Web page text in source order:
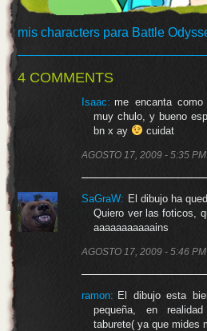
mis characters para Battle
4 COMMENTS
Isaac: me encanta
muy chulo, y bueno
bn x ay
cuidat
AGOSTO 17, 2009 - 5:35 PM
SaGraW: El dibujo ha
Quiero ver las foticos,
aaaaaaaaaaains
AGOSTO 17, 2009 - 5:46 PM
ramon: El dibujo esta
pequeña, en
taburete( ya que mides